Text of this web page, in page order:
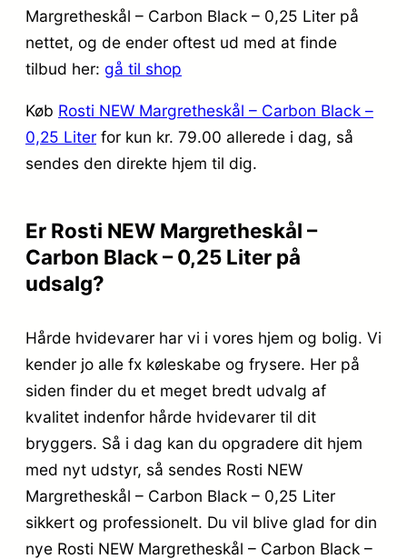
Margretheskål – Carbon Black – 0,25 Liter på
nettet, og de ender oftest ud med at finde
tilbud her: gå til shop
Køb Rosti NEW Margretheskål – Carbon Black –
0,25 Liter for kun kr. 79.00 allerede i dag, så
sendes den direkte hjem til dig.
Er Rosti NEW Margretheskål –
Carbon Black – 0,25 Liter på
udsalg?
Hårde hvidevarer har vi i vores hjem og bolig. Vi
kender jo alle fx køleskabe og frysere. Her på
siden finder du et meget bredt udvalg af
kvalitet indenfor hårde hvidevarer til dit
bryggers. Så i dag kan du opgradere dit hjem
med nyt udstyr, så sendes Rosti NEW
Margretheskål – Carbon Black – 0,25 Liter
sikkert og professionelt. Du vil blive glad for din
nye Rosti NEW Margretheskål – Carbon Black –